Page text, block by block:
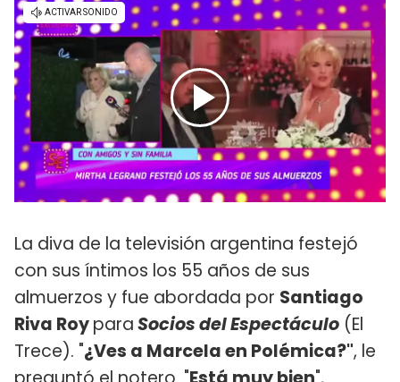
La diva de la televisión argentina festejó
con sus íntimos los 55 años de sus
almuerzos y fue abordada por Santiago
Riva RoyparaSocios del Espectáculo (El
Trece). "¿Ves a Marcela en Polémica?", le